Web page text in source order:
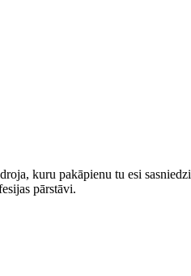
kuru pakāpienu tu esi
pārstāvi.